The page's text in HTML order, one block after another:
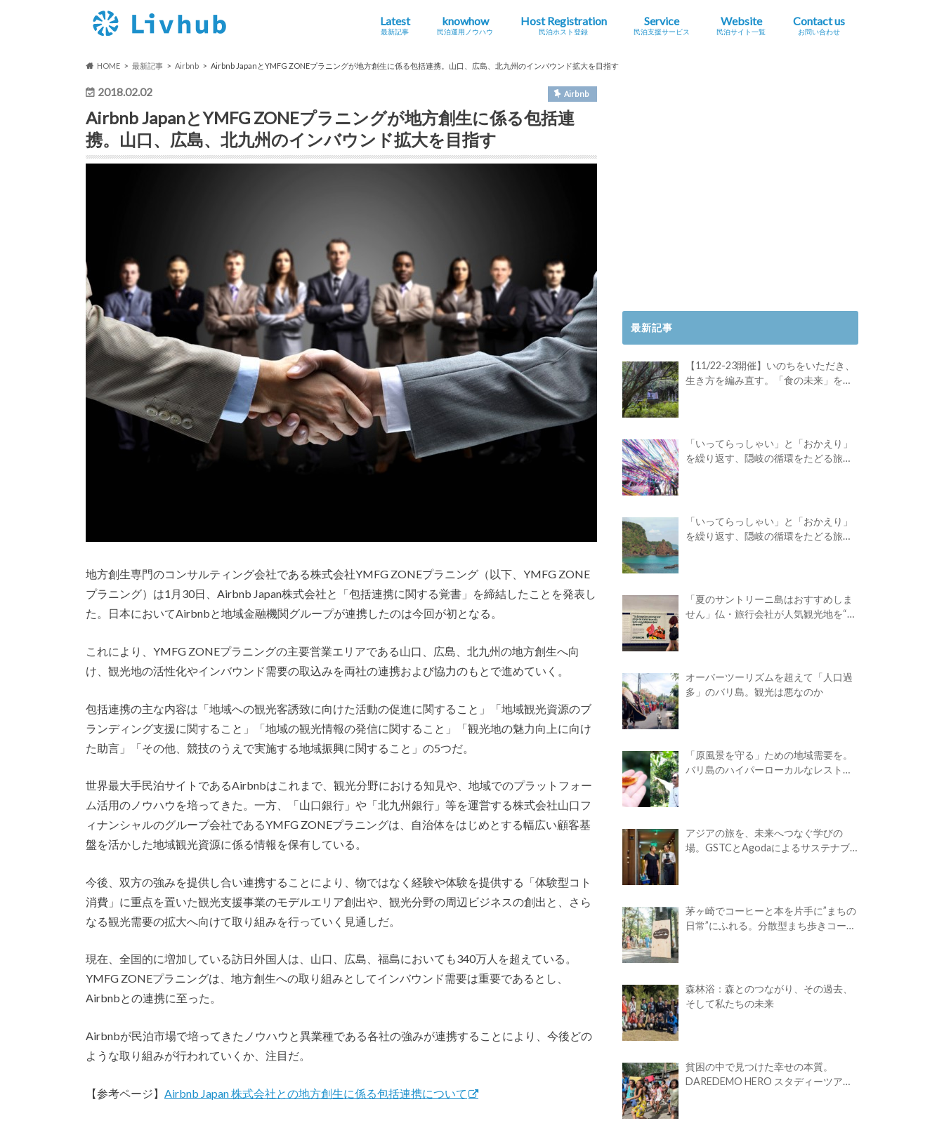
Latest
最新記事
knowhow
民泊運用ノウハウ
Host Registration
民泊ホスト登録
Service
民泊支援サービス
Website
民泊サイト一覧
Contact us
お問い合わせ
HOME 最新記事 Airbnb Airbnb JapanとYMFG ZONEプラニングが地方創生に係る包括連携。山口、広島、北九州のインバウンド拡大を目指す
2018.02.02 Airbnb
Airbnb JapanとYMFG ZONEプラニングが地方創生に係る包括連
携。山口、広島、北九州のインバウンド拡大を目指す
地方創生専門のコンサルティング会社である株式会社YMFG ZONEプラニング（以下、YMFG ZONE
プラニング）は1月30日、Airbnb Japan株式会社と「包括連携に関する覚書」を締結したことを発表し
た。日本においてAirbnbと地域金融機関グループが連携したのは今回が初となる。
これにより、YMFG ZONEプラニングの主要営業エリアである山口、広島、北九州の地方創生へ向
け、観光地の活性化やインバウンド需要の取込みを両社の連携および協力のもとで進めていく。
包括連携の主な内容は「地域への観光客誘致に向けた活動の促進に関すること」「地域観光資源のブ
ランディング支援に関すること」「地域の観光情報の発信に関すること」「観光地の魅力向上に向け
た助言」「その他、競技のうえで実施する地域振興に関すること」の5つだ。
世界最大手民泊サイトであるAirbnbはこれまで、観光分野における知見や、地域でのプラットフォー
ム活用のノウハウを培ってきた。一方、「山口銀行」や「北九州銀行」等を運営する株式会社山口フ
ィナンシャルのグループ会社であるYMFG ZONEプラニングは、自治体をはじめとする幅広い顧客基
盤を活かした地域観光資源に係る情報を保有している。
今後、双方の強みを提供し合い連携することにより、物ではなく経験や体験を提供する「体験型コト
消費」に重点を置いた観光支援事業のモデルエリア創出や、観光分野の周辺ビジネスの創出と、さら
なる観光需要の拡大へ向けて取り組みを行っていく見通しだ。
現在、全国的に増加している訪日外国人は、山口、広島、福島においても340万人を超えている。
YMFG ZONEプラニングは、地方創生への取り組みとしてインバウンド需要は重要であるとし、
Airbnbとの連携に至った。
Airbnbが民泊市場で培ってきたノウハウと異業種である各社の強みが連携することにより、今後どの
ような取り組みが行われていくか、注目だ。
【参考ページ】 Airbnb Japan 株式会社との地方創生に係る包括連携について
最新記事
【11/22-23開催】いのちをいただき、
生き方を編み直す。「食の未来」を対
「いってらっしゃい」と「おかえり」
を繰り返す、隠岐の循環をたどる旅
「いってらっしゃい」と「おかえり」
を繰り返す、隠岐の循環をたどる旅
「夏のサントリーニ島はおすすめしま
せん」仏・旅行会社が人気観光地を“デ
オーバーツーリズムを超えて「人口過
多」のバリ島。観光は悪なのか
「原風景を守る」ための地域需要を。
バリ島のハイパーローカルなレストラ
アジアの旅を、未来へつなぐ学びの
場。GSTCとAgodaによるサステナブ
茅ヶ崎でコーヒーと本を片手に”まちの
日常”にふれる。分散型まち歩きコーヒ
森林浴：森とのつながり、その過去、
そして私たちの未来
貧困の中で見つけた幸せの本質。
DAREDEMO HERO スタディーツアー